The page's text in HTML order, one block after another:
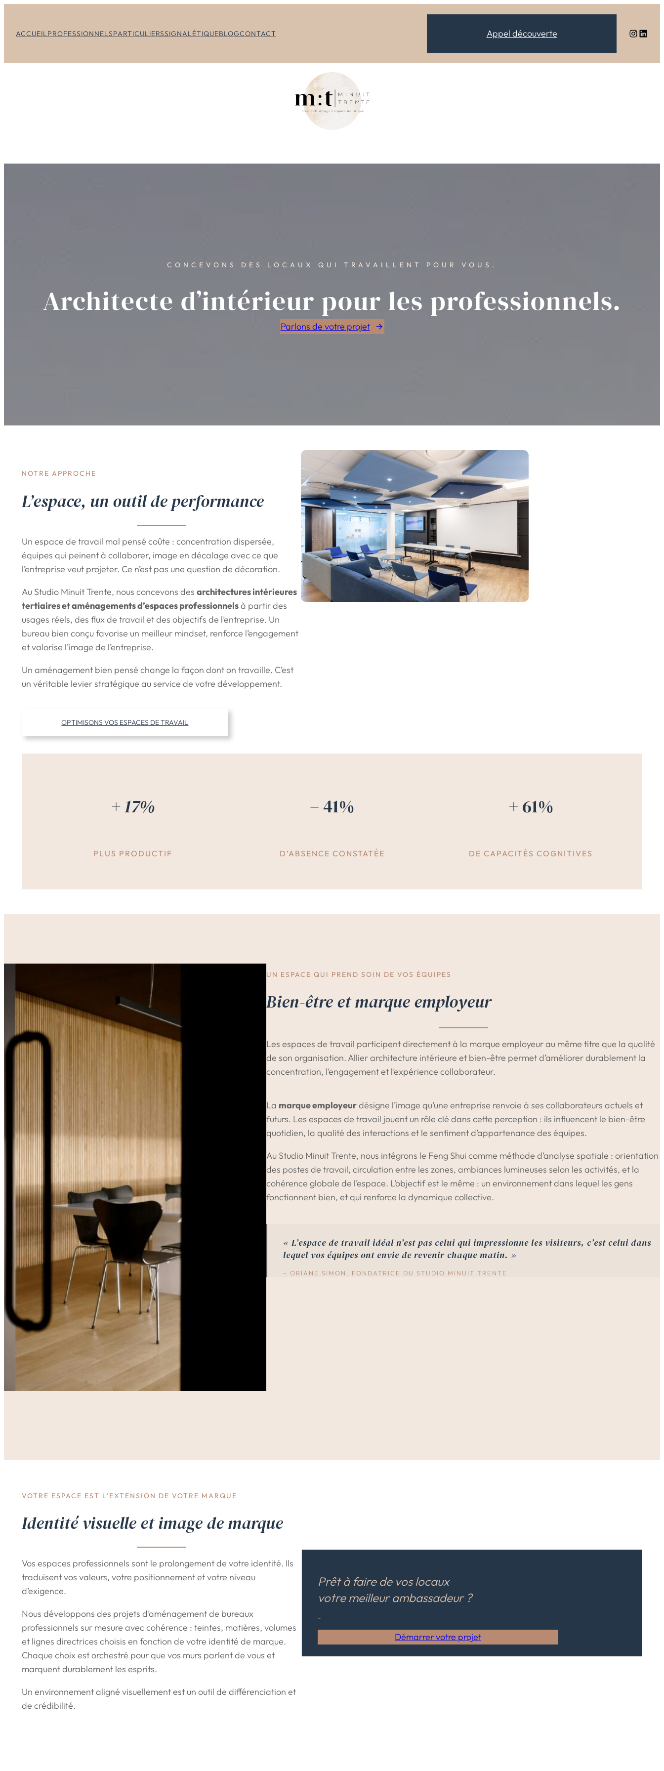
ACCUEILPROFESSIONNELSPARTICULIERSSIGNALÉTIQUEBLOGCONTACT Appel découverte Instagram LinkedIn
CONCEVONS DES LOCAUX QUI TRAVAILLENT POUR VOUS.
Architecte d’intérieur pour les professionnels.
Parlons de votre projet
NOTRE APPROCHE
L’espace, un outil de performance
Un espace de travail mal pensé coûte : concentration dispersée,
équipes qui peinent à collaborer, image en décalage avec ce que
l’entreprise veut projeter. Ce n’est pas une question de décoration.
Au Studio Minuit Trente, nous concevons des architectures intérieures
tertiaires et aménagements d’espaces professionnelsà partir des
usages réels, des flux de travail et des objectifs de l’entreprise. Un
bureau bien conçu favorise un meilleur mindset, renforce l’engagement
et valorise l’image de l’entreprise.
Un aménagement bien pensé change la façon dont on travaille. C’est
un véritable levier stratégique au service de votre développement.
OPTIMISONS VOS ESPACES DE TRAVAIL
+ 17%
PLUS PRODUCTIF
– 41%
D’ABSENCE CONSTATÉE
+ 61%
DE CAPACITÉS COGNITIVES
UN ESPACE QUI PREND SOIN DE VOS ÉQUIPES
Bien-être et marque employeur
Les espaces de travail participent directement à la marque employeur au même titre que la qualité
de son organisation. Allier architecture intérieure et bien-être permet d’améliorer durablement la
concentration, l’engagement et l’expérience collaborateur.
La marque employeurdésigne l’image qu’une entreprise renvoie à ses collaborateurs actuels et
futurs. Les espaces de travail jouent un rôle clé dans cette perception : ils influencent le bien-être
quotidien, la qualité des interactions et le sentiment d’appartenance des équipes.
Au Studio Minuit Trente, nous intégrons le Feng Shui comme méthode d’analyse spatiale : orientation
des postes de travail, circulation entre les zones, ambiances lumineuses selon les activités, et la
cohérence globale de l’espace. L’objectif est le même : un environnement dans lequel les gens
fonctionnent bien, et qui renforce la dynamique collective.
« L’espace de travail idéal n’est pas celui qui impressionne les visiteurs, c’est celui dans
lequel vos équipes ont envie de revenir chaque matin. »
– ORIANE SIMON, FONDATRICE DU STUDIO MINUIT TRENTE
VOTRE ESPACE EST L’EXTENSION DE VOTRE MARQUE
Identité visuelle et image de marque
Vos espaces professionnels sont le prolongement de votre identité. Ils
traduisent vos valeurs, votre positionnement et votre niveau
d’exigence.
Nous développons des projets d’aménagement de bureaux
professionnels sur mesure avec cohérence : teintes, matières, volumes
et lignes directrices choisis en fonction de votre identité de marque.
Chaque choix est orchestré pour que vos murs parlent de vous et
marquent durablement les esprits.
Un environnement aligné visuellement est un outil de différenciation et
de crédibilité.
Prêt à faire de vos locaux
votre meilleur ambassadeur ?
–
Démarrer votre projet